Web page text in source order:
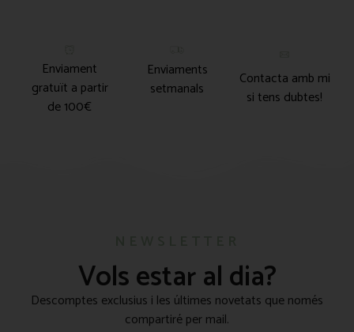
Enviament
gratuït a partir
de 100€
Enviaments
setmanals
Contacta amb mi
si tens dubtes!
Vols estar al dia?
Descomptes exclusius i les últimes novetats que només
compartiré per mail.